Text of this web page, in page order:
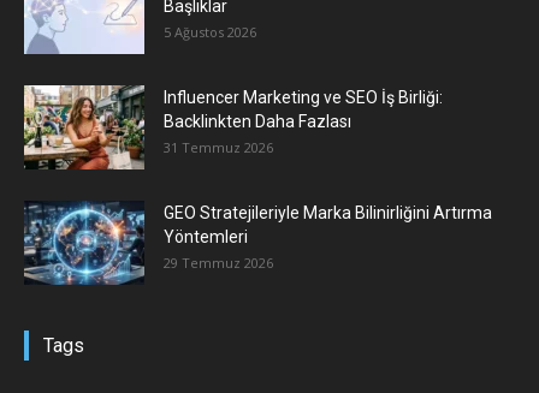
Başlıklar
5 Ağustos 2026
Influencer Marketing ve SEO İş Birliği:
Backlinkten Daha Fazlası
31 Temmuz 2026
GEO Stratejileriyle Marka Bilinirliğini Artırma
Yöntemleri
29 Temmuz 2026
Tags